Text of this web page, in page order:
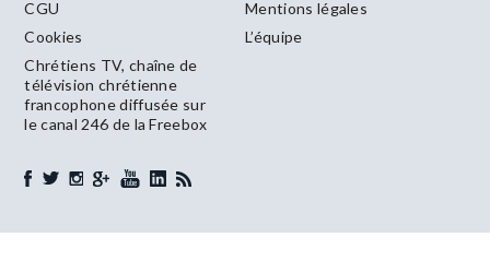
CGU
Mentions légales
Cookies
L’équipe
Chrétiens TV, chaîne de
télévision chrétienne
francophone diffusée sur
le canal 246 de la Freebox